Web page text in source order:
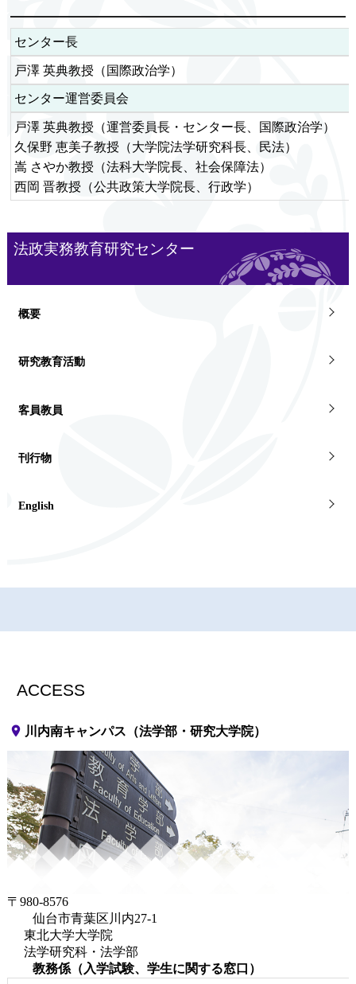
センター長
戸澤 英典教授（国際政治学）
センター運営委員会
戸澤 英典教授（運営委員長・センター長、国際政治学）
久保野 恵美子教授（大学院法学研究科長、民法）
嵩 さやか教授（法科大学院長、社会保障法）
西岡 晋教授（公共政策大学院長、行政学）
法政実務教育研究センター
概要
研究教育活動
客員教員
刊行物
English
ACCESS
place 川内南キャンパス（法学部・研究大学院）
〒980-8576
仙台市青葉区川内27-1
東北大学大学院
法学研究科・法学部
教務係（入学試験、学生に関する窓口）